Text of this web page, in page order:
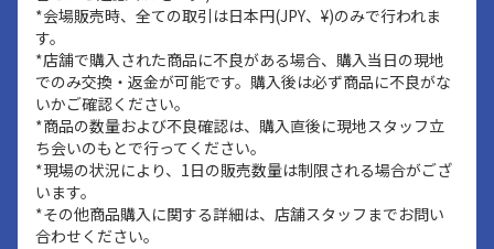
*会場販売時、全ての取引は日本円(JPY、¥)のみで行われま
す。
*店舗で購入された商品に不良がある場合、購入当日の現地
でのみ交換・返金が可能です。購入後は必ず商品に不良がな
いかご確認ください。
*商品の数量および不良確認は、購入直後に現地スタッフ立
ち会いのもとで行ってください。
*現場の状況により、1日の販売数量は制限される場合がござ
います。
*その他商品購入に関する詳細は、店舗スタッフまでお問い
合わせください。